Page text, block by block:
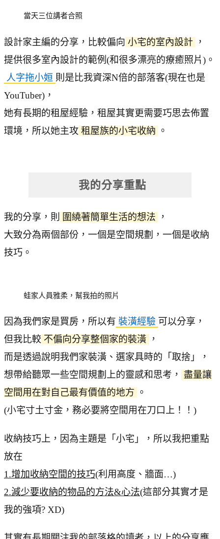
當天三位講者合照
設計家主編的分享，比較偏向 小宅的室內設計 ，
提供很多室內設計的範例(和很多漂亮的療癒照片)。
人字拖小姮 則是比我資深N倍的部落客(現在也是
YouTuber)，
她有長期的租屋經驗，租屋其實更需要巧思去佈置
環境，所以她主攻 租屋族的小宅收納 。
我的分享重點
我的分享，則 圍繞著簡單生活的想法
，
大致分為兩個部份，一個是空間規劃，一個是收納
技巧。
蛙家人員雅柔，幫我拍的照片
因為我們家是買房，所以有 裝潢經驗 可以分享，
但我比較 不偏向分享整個家的裝潢 ，
而是透過說明我們家裝潢、選家具時的「取捨」，
想帶給聽眾一些空間規劃上的靈感和思考，
盡量讓
空間用在對自己最有價值的地方 。
(小宅寸土寸金，務必要將空間用在刀口上！！)
收納技巧上，因為主題是「小宅」，所以我把重點
放在
1.增加收納空間的技巧(利用高度、牆面…)
2.減少要收納的物品的方法&心法(這部分其實才是
我的強項? XD)